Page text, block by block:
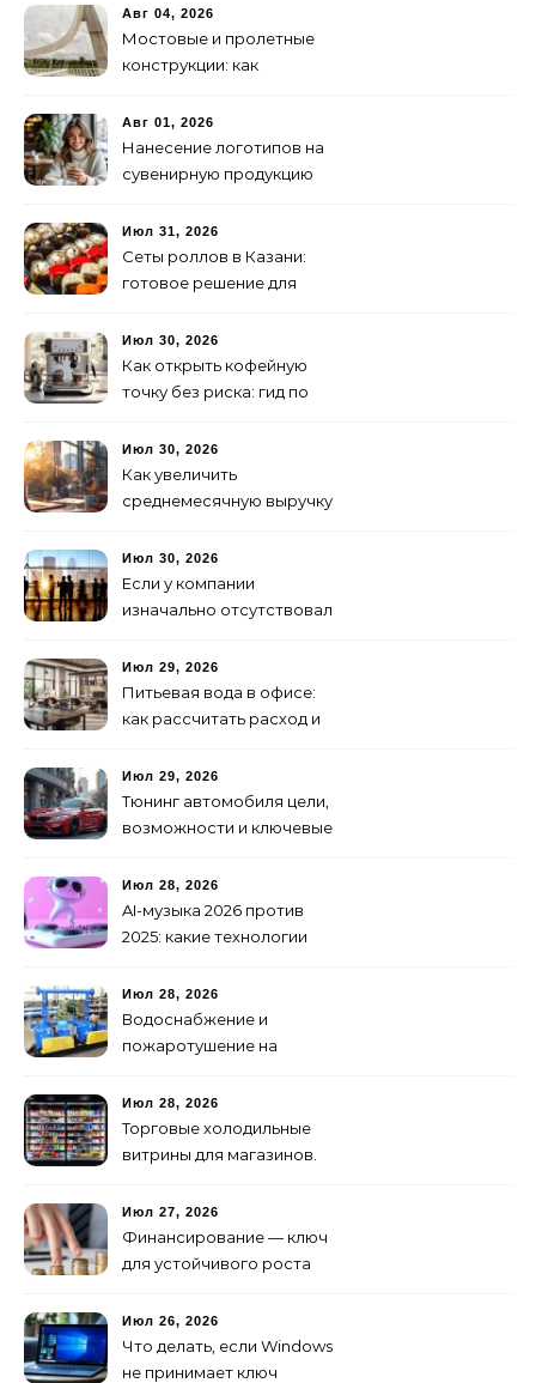
Авг 04, 2026
Мостовые и пролетные
конструкции: как
изготовление и поставку
Авг 01, 2026
Нанесение логотипов на
сувенирную продукцию
Июл 31, 2026
Сеты роллов в Казани:
готовое решение для
друзьями
Июл 30, 2026
Как открыть кофейную
точку без риска: гид по
Июл 30, 2026
Как увеличить
среднемесячную выручку
лишних затрат
Июл 30, 2026
Если у компании
изначально отсутствовал
как не утонуть в хаосе
Июл 29, 2026
Питьевая вода в офисе:
как рассчитать расход и
Июл 29, 2026
Тюнинг автомобиля цели,
возможности и ключевые
транспортных средств
Июл 28, 2026
AI-музыка 2026 против
2025: какие технологии
создание клипов
изменилось навсегда
Июл 28, 2026
Водоснабжение и
пожаротушение на
оборудование
предусмотреть заранее
Июл 28, 2026
Торговые холодильные
витрины для магазинов.
Июл 27, 2026
Финансирование — ключ
для устойчивого роста
Июл 26, 2026
Что делать, если Windows
не принимает ключ